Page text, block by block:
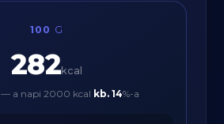
100 G
282kcal
— a napi 2000 kcal kb. 14%-a